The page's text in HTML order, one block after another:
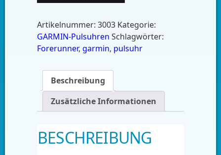
Artikelnummer: 3003 Kategorie:
GARMIN-Pulsuhren Schlagwörter:
Forerunner, garmin, pulsuhr
Beschreibung
Zusätzliche Informationen
BESCHREIBUNG